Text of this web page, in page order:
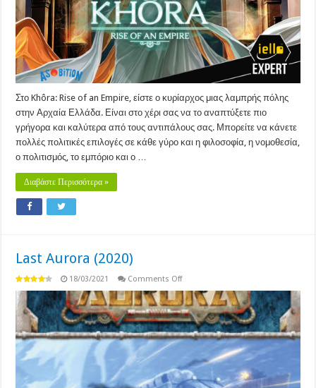
Στο Khôra: Rise of an Empire, είστε ο κυρίαρχος μιας λαμπρής πόλης
στην Αρχαία Ελλάδα. Είναι στο χέρι σας να το αναπτύξετε πιο
γρήγορα και καλύτερα από τους αντιπάλους σας. Μπορείτε να κάνετε
πολλές πολιτικές επιλογές σε κάθε γύρο και η φιλοσοφία, η νομοθεσία,
ο πολιτισμός, το εμπόριο και ο …
Διαβάστε Περισσότερα »
Last Aurora (2020)
18/03/2021 Comments Offon
Aurora
(2020)